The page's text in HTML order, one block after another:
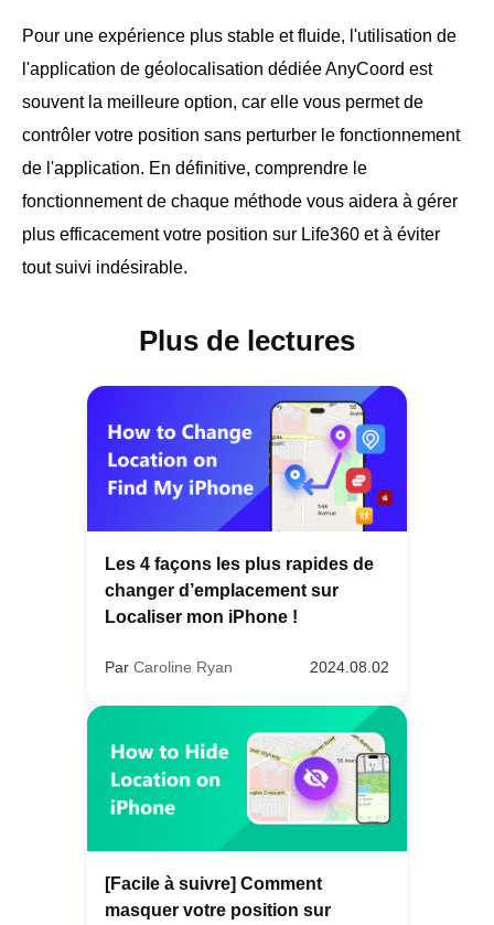
Pour une expérience plus stable et fluide, l'utilisation de
l'application de géolocalisation dédiée AnyCoord est
souvent la meilleure option, car elle vous permet de
contrôler votre position sans perturber le fonctionnement
de l'application. En définitive, comprendre le
fonctionnement de chaque méthode vous aidera à gérer
plus efficacement votre position sur Life360 et à éviter
tout suivi indésirable.
Plus de lectures
Les 4 façons les plus rapides de
changer d’emplacement sur
Localiser mon iPhone !
Par Caroline Ryan 2024.08.02
[Facile à suivre] Comment
masquer votre position sur